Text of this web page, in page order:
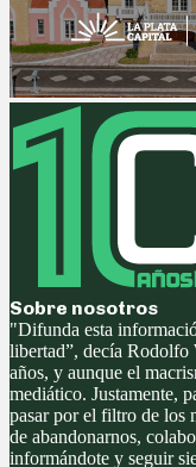
Sobre nosotros
"Difunda esta
libertad”, decía Rodolfo
años, y aunque el
mediático. Justamente,
pasar por el filtro de los
de abandonarnos,
informándote y seguir